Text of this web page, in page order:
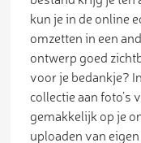
kun je in de online
omzetten in een
ontwerp goed
voor je bedankje?
collectie aan foto’s
gemakkelijk op je
uploaden van